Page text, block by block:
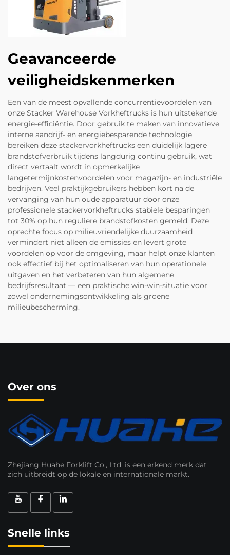
Geavanceerde
veiligheidskenmerken
Een van de meest opvallende concurrentievoordelen van
onze Stacker Warehouse Vorkheftrucks is hun uitstekende
energie-efficiëntie. Door gebruik te maken van innovatieve
interne aandrijf- en energiebesparende technologie
bereiken deze stackervorkheftrucks een duidelijk lagere
brandstofverbruik tijdens langdurig continu gebruik, wat
direct vertaalt wordt in opmerkelijke
langetermijnkostenvoordelen voor magazijn- en industriële
bedrijven. Veel praktijkgebruikers hebben kort na de
vervanging van hun oude apparatuur door onze
professionele stackervorkheftrucks stabiele besparingen
tot 30% op hun reguliere brandstofkosten gemeld. Deze
oprechte focus op milieuvriendelijke duurzaamheid
vermindert niet alleen de emissies en levert grote
voordelen op voor de omgeving, maar helpt onze klanten
ook effectief bij het optimaliseren van hun operationele
uitgaven en het verbeteren van hun algemene
bedrijfsresultaat — een praktische win-win-situatie voor
zowel ondernemingsontwikkeling als groene
milieubescherming.
Over ons
Zhejiang Huahe Forklift Co., Ltd. is een erkend merk dat
zich uitbreidt op de lokale en internationale markt.
Snelle links